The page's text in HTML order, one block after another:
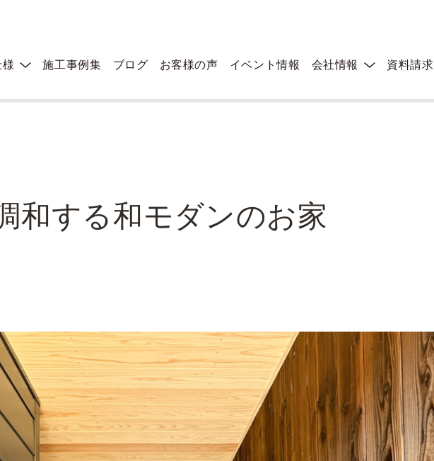
施工事例集 ブログ お客様の声 イベント情報 会社情報 資料請求
和する和モダンのお家